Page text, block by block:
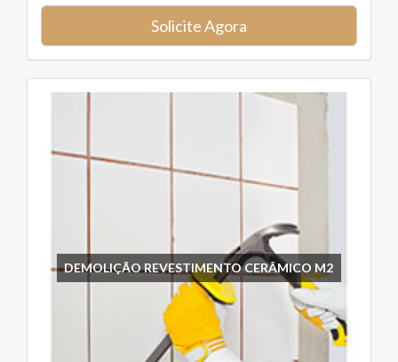
Solicite Agora
DEMOLIÇÃO REVESTIMENTO CERÂMICO M2